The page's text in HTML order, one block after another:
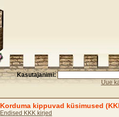
Kasutajanimi:
Uue
Korduma kippuvad küsimused
Endised KKK kirjed